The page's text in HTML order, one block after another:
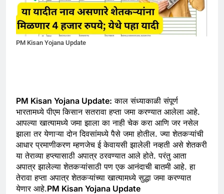
PM Kisan Yojana Update
PM Kisan Yojana Update: काल संध्याकाळी संपूर्ण
भारतामध्ये पीएम किसान सतरावा हप्ता जमा करण्यात आलेला आहे.
आपल्या खात्यामध्ये जमा झाला का नाही चेक करा आणि जर नसेल
झाला तर येणाऱ्या दोन दिवसांमध्ये पैसे जमा होतील. ज्या शेतकऱ्यांची
आधार प्रमाणीकरण म्हणजेच ई केवायसी झालेली नव्हती असे शेतकरी
या तेराव्या हप्त्यासाठी अपात्र ठरवण्यात आले होते. परंतु आता
अपात्र झालेल्या शेतकऱ्यांसाठी पण एक आनंदाची बातमी आहे. हा
तेरावा हप्ता अपात्र शेतकऱ्यांच्या खात्यामध्ये सुद्धा जमा करण्यात
येणार आहे.PM Kisan Yojana Update